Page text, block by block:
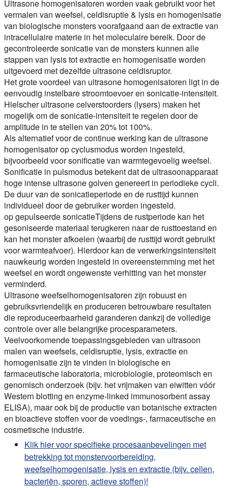
Ultrasone homogenisatoren worden vaak gebruikt voor het
vermalen van weefsel, celdisruptie & lysis en homogenisatie
van biologische monsters voorafgaand aan de extractie van
intracellulaire materie in het moleculaire bereik. Door de
gecontroleerde sonicatie van de monsters kunnen alle
stappen van lysis tot extractie en homogenisatie worden
uitgevoerd met dezelfde ultrasone celdisruptor.
Het grote voordeel van ultrasone homogenisatoren ligt in de
eenvoudig instelbare stroomtoevoer en sonicatie-intensiteit.
Hielscher ultrasone celverstoorders (lysers) maken het
mogelijk om de sonicatie-intensiteit te regelen door de
amplitude in te stellen van 20% tot 100%.
Als alternatief voor de continue werking kan de ultrasone
homogenisator op cyclusmodus worden ingesteld,
bijvoorbeeld voor sonificatie van warmtegevoelig weefsel.
Sonificatie in pulsmodus betekent dat de ultrasoonapparaat
hoge intense ultrasone golven genereert in periodieke cycli.
De duur van de sonicatieperiode en de rusttijd kunnen
individueel door de gebruiker worden ingesteld.
opgepulseerde sonicatieTijdens de rustperiode kan het
gesoniseerde materiaal terugkeren naar de rusttoestand en
kan het monster afkoelen (waarbij de rusttijd wordt gebruikt
voor warmteafvoer). Hierdoor kan de verwerkingsintensiteit
nauwkeurig worden ingesteld in overeenstemming met het
weefsel en wordt ongewenste verhitting van het monster
verminderd.
Ultrasone weefselhomogenisatoren zijn robuust en
gebruiksvriendelijk en produceren betrouwbare resultaten
die reproduceerbaarheid garanderen dankzij de volledige
controle over alle belangrijke procesparameters.
Veelvoorkomende toepassingsgebieden van ultrasoon
malen van weefsels, celdisruptie, lysis, extractie en
homogenisatie zijn te vinden in biologische en
farmaceutische laboratoria, microbiologie, proteomisch en
genomisch onderzoek (bijv. het vrijmaken van eiwitten vóór
Western blotting en enzyme-linked immunosorbent assay
ELISA), maar ook bij de productie van botanische extracten
en bioactieve stoffen voor de voedings-, farmaceutische en
cosmetische industrie.
Klik hier voor specifieke procesaanbevelingen met
betrekking tot monstervoorbereiding,
weefselhomogenisatie, lysis en extractie (bijv. cellen,
bacteriën, sporen, actieve stoffen)!